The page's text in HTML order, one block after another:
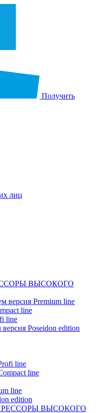
Получить
лиц
ВЫСОКОГО
версия Premium line
line
line
Poseidon edition
line
line
line
edition
ВЫСОКОГО